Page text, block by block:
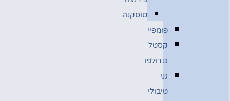
טוסקנה
פומפיי
קסטל
גנדולפו
גני
טיבולי